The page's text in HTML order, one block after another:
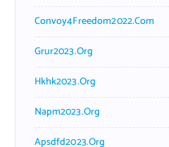
Convoy4Freedom2022.com
Grur2023.org
Hkhk2023.org
Napm2023.org
Apsdfd2023.org